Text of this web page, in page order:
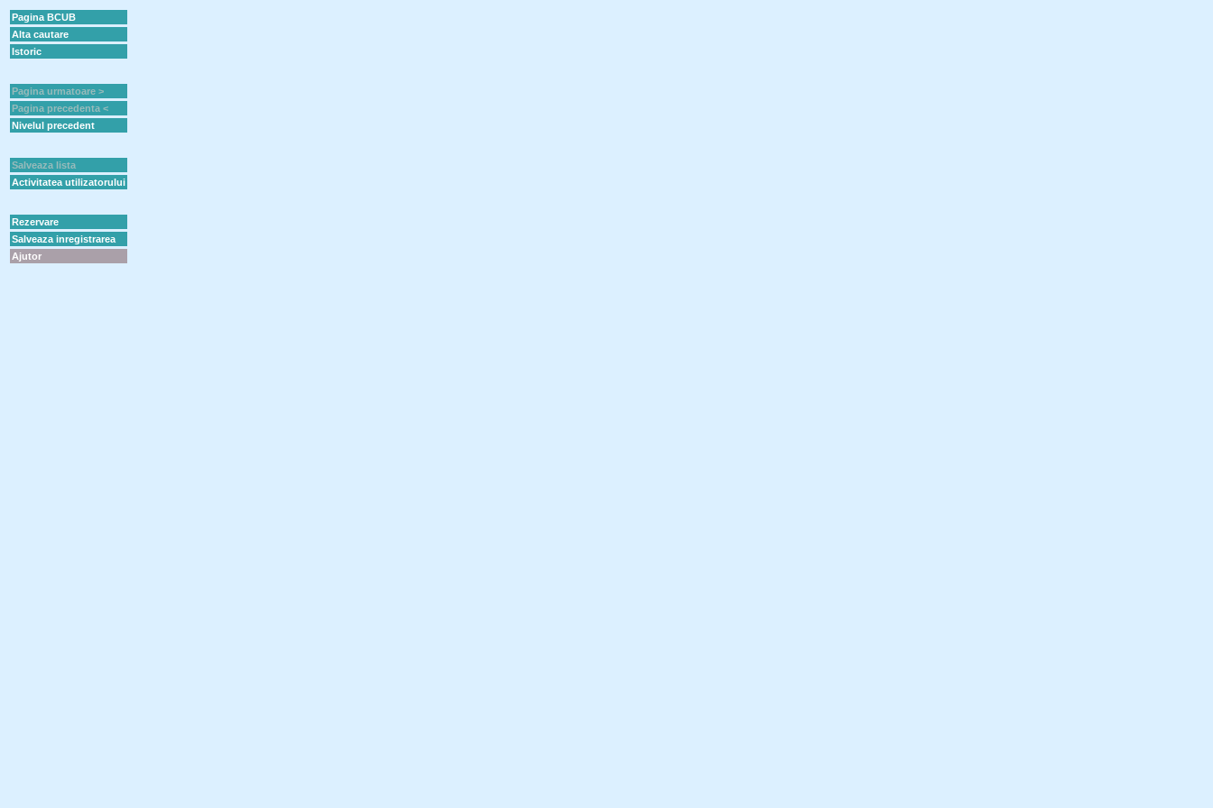
Pagina BCUB
Alta cautare
Istoric
Pagina urmatoare >
Pagina precedenta <
Nivelul precedent
Salveaza lista
Activitatea utilizatorului
Rezervare
Salveaza inregistrarea
Ajutor